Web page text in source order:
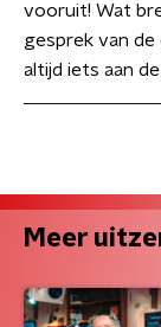
vooruit! Wat
gesprek van
altijd iets aan
Meer